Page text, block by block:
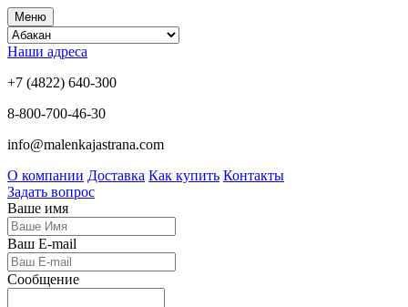
Меню
Наши адреса
+7 (4822) 640-300
8-800-700-46-30
info@malenkajastrana.com
О компании Доставка Как купить Контакты
Задать вопрос
Ваше имя
Ваш E-mail
Сообщение